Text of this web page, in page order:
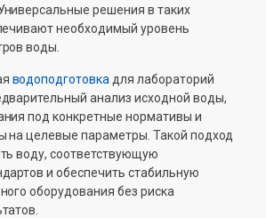
Универсальные решения в таких
необходимый уровень
воды.
водоподготовка для лабораторий
анализ исходной воды,
под конкретные нормативы и
на целевые параметры. Такой подход
воду, соответствующую
и обеспечить стабильную
оборудования без риска